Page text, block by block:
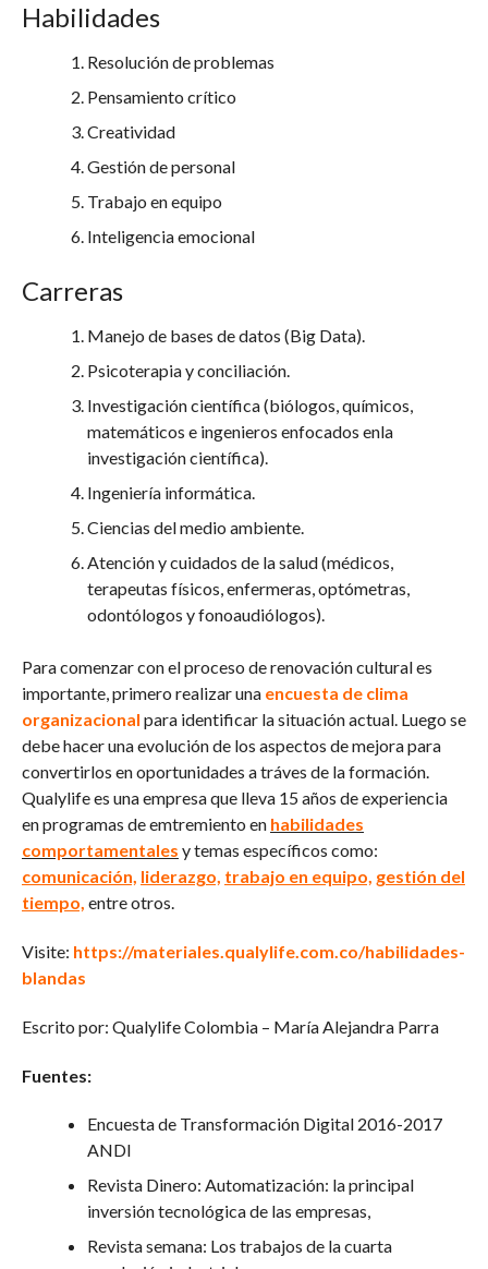
Habilidades
Resolución de problemas
Pensamiento crítico
Creatividad
Gestión de personal
Trabajo en equipo
Inteligencia emocional
Carreras
Manejo de bases de datos (Big Data).
Psicoterapia y conciliación.
Investigación científica (biólogos, químicos,
matemáticos e ingenieros enfocados enla
investigación científica).
Ingeniería informática.
Ciencias del medio ambiente.
Atención y cuidados de la salud (médicos,
terapeutas físicos, enfermeras, optómetras,
odontólogos y fonoaudiólogos).
Para comenzar con el proceso de renovación cultural es
importante, primero realizar una encuesta de clima
organizacional para identificar la situación actual. Luego se
debe hacer una evolución de los aspectos de mejora para
convertirlos en oportunidades a tráves de la formación.
Qualylife es una empresa que lleva 15 años de experiencia
en programas de emtremiento en habilidades
comportamentales y temas específicos como:
comunicación, liderazgo, trabajo en equipo, gestión del
tiempo, entre otros.
Visite: https://materiales.qualylife.com.co/habilidades-
blandas
Escrito por: Qualylife Colombia – María Alejandra Parra
Fuentes:
Encuesta de Transformación Digital 2016-2017
ANDI
Revista Dinero: Automatización: la principal
inversión tecnológica de las empresas,
Revista semana: Los trabajos de la cuarta